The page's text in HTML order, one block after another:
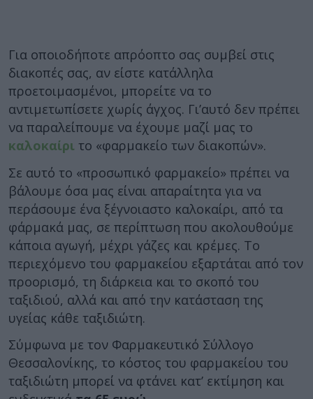
Για οποιοδήποτε απρόοπτο σας συμβεί στις
διακοπές σας, αν είστε κατάλληλα
προετοιμασμένοι, μπορείτε να το
αντιμετωπίσετε χωρίς άγχος. Γι’αυτό δεν πρέπει
να παραλείπουμε να έχουμε μαζί μας το
καλοκαίρι το «φαρμακείο των διακοπών».
Σε αυτό το «προσωπικό φαρμακείο» πρέπει να
βάλουμε όσα μας είναι απαραίτητα για να
περάσουμε ένα ξέγνοιαστο καλοκαίρι, από τα
φάρμακά μας, σε περίπτωση που ακολουθούμε
κάποια αγωγή, μέχρι γάζες και κρέμες. Το
περιεχόμενο του φαρμακείου εξαρτάται από τον
προορισμό, τη διάρκεια και το σκοπό του
ταξιδιού, αλλά και από την κατάσταση της
υγείας κάθε ταξιδιώτη.
Σύμφωνα με τον Φαρμακευτικό Σύλλογο
Θεσσαλονίκης, το κόστος του φαρμακείου του
ταξιδιώτη μπορεί να φτάνει κατ’ εκτίμηση και